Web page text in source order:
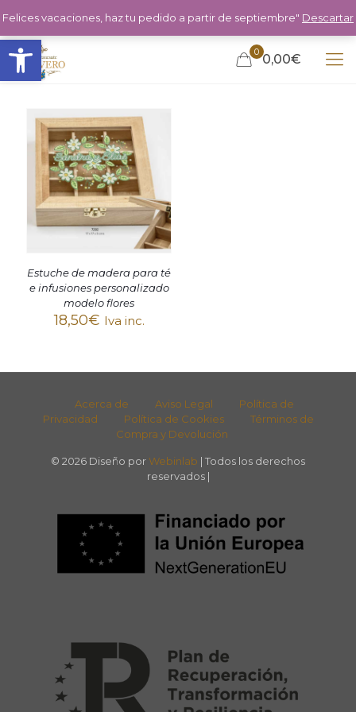
Abrir barra de herramientas 0 0,00€
Estuche de madera para té
e infusiones personalizado
modelo flores
18,50€ Iva inc.
Acerca de Aviso Legal
Política de
Privacidad
Política de Cookies
Términos de
Compra y Devolución
© 2026 Diseño por Webinlab | Todos los derechos
reservados |
Felices vacaciones, haz tu pedido a partir de septiembre" Descartar